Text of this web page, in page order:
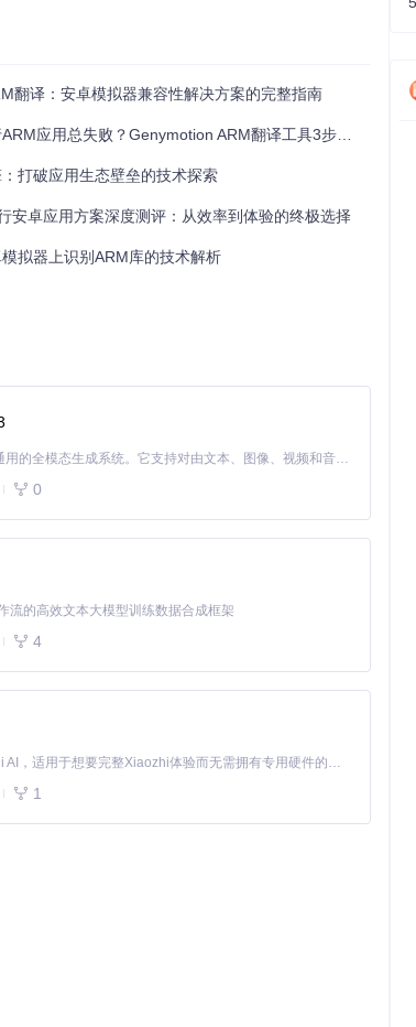
题
翻译：安卓模拟器兼容性解决方案的完整指南
应用总失败？Genymotion ARM翻译工具3步完美解决
打破应用生态壁垒的技术探索
安卓应用方案深度测评：从效率到体验的终极选择
拟器上识别ARM库的技术解析
MiniMax H3 是一个通用的全模态生成系统。它支持对由文本、图像、视频和音频组成的多模态上下文进行统一理解，并能生成分辨率高达 2K、时长可达 15 秒的带原生立体声音频的视频。得益于面向任务泛化的系统设计，H3 在预训练阶段就已具备广泛的多模态上下文理解与生成能力，能够出色地执行复杂的多模态指令。
0
流的高效文本大模型训练数据合成框架
4
基于Python的Xiaozhi AI，适用于想要完整Xiaozhi体验而无需拥有专用硬件的用户。
1